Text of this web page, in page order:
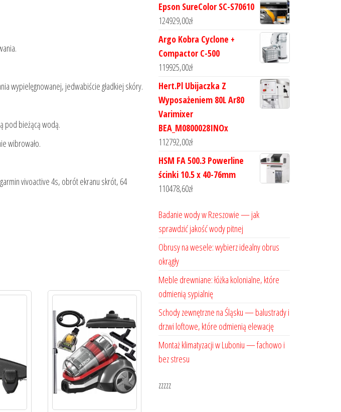
wypielęgnowanej, jedwabiście gładkiej skóry.
pod bieżącą wodą.
wibrowało.
vivoactive 4s, obrót ekranu skrót, 64
Epson SureColor SC-S70610
124929,00zł
Argo Kobra Cyclone +
Compactor C-500
119925,00zł
Hert.Pl Ubijaczka Z
Wyposażeniem 80L Ar80
Varimixer
BEA_M0800028INOx
112792,00zł
HSM FA 500.3 Powerline
ścinki 10.5 x 40-76mm
110478,60zł
Badanie wody w Rzeszowie — jak
sprawdzić jakość wody pitnej
Obrusy na wesele: wybierz idealny obrus
okrągły
Meble drewniane: łóżka kolonialne, które
odmienią sypialnię
Schody zewnętrzne na Śląsku — balustrady i
drzwi loftowe, które odmienią elewację
Montaż klimatyzacji w Luboniu — fachowo i
bez stresu
zzzzz